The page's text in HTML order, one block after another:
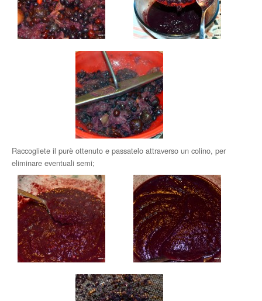
Raccogliete il purè ottenuto e passatelo attraverso un colino, per
eliminare eventuali semi;